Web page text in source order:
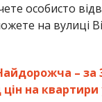
особисто
на вулиці
– за
на квартири